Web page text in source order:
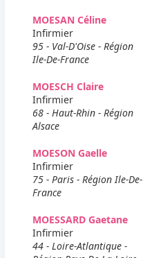
MOESAN Céline
Infirmier
95 - Val-D'Oise - Région
Ile-De-France
MOESCH Claire
Infirmier
68 - Haut-Rhin - Région
Alsace
MOESON Gaelle
Infirmier
75 - Paris - Région Ile-De-
France
MOESSARD Gaetane
Infirmier
44 - Loire-Atlantique -